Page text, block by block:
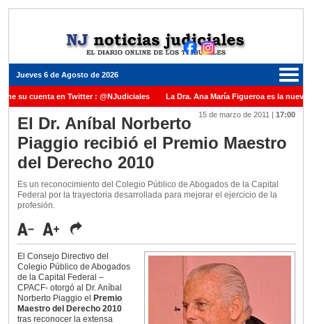
Jueves 6 de Agosto de 2026
su cuenta en Twitter : @NJudiciales La Dra. Ana María Figueroa es la nueva
Justicia de la Nación una medalla al Dr. Raul Zaffaroni en reconocimiento por su
Carles para cubrir vacante en la Corte Suprema de Justicia de la Nación
ante el Juez Daniel Rafecas
15 de marzo de 2011 | 17:00
El Dr. Aníbal Norberto
Piaggio recibió el Premio Maestro
del Derecho 2010
Es un reconocimiento del Colegio Público de Abogados de la Capital
Federal por la trayectoria desarrollada para mejorar el ejercicio de la
profesión.
El Consejo Directivo del
Colegio Público de Abogados
de la Capital Federal –
CPACF- otorgó al Dr. Aníbal
Norberto Piaggio el
Premio
Maestro del Derecho 2010
tras reconocer la extensa